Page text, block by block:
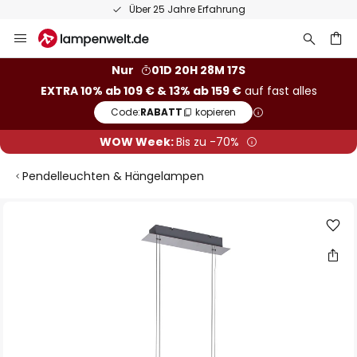
Über 25 Jahre Erfahrung
Inhalt
Nur
01D 20H 28M 17S
EXTRA 10% ab 109 € & 13% ab 159 €auf fast alles
Code:RABATT kopieren
WOW Week:Bis zu -70%
Pendelleuchten & Hängelampen